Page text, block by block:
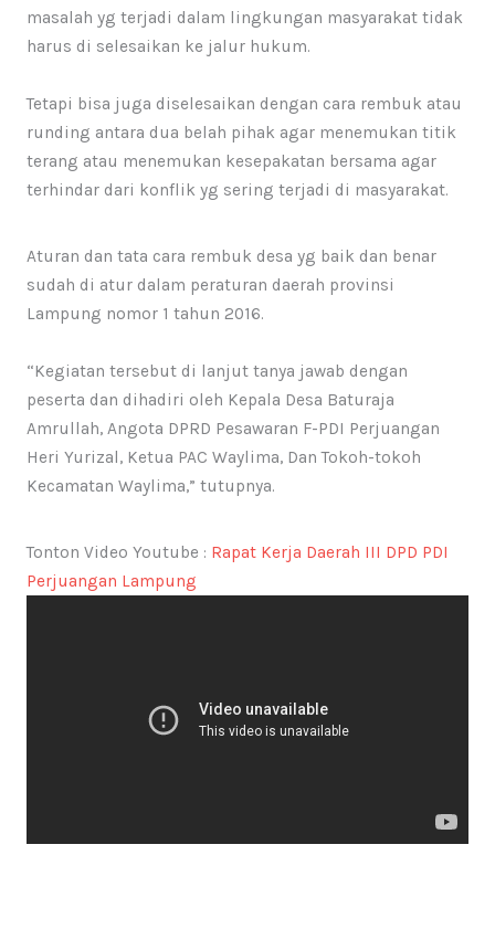
masalah yg terjadi dalam lingkungan masyarakat tidak
harus di selesaikan ke jalur hukum.
Tetapi bisa juga diselesaikan dengan cara rembuk atau
runding antara dua belah pihak agar menemukan titik
terang atau menemukan kesepakatan bersama agar
terhindar dari konflik yg sering terjadi di masyarakat.
Aturan dan tata cara rembuk desa yg baik dan benar
sudah di atur dalam peraturan daerah provinsi
Lampung nomor 1 tahun 2016.
“Kegiatan tersebut di lanjut tanya jawab dengan
peserta dan dihadiri oleh Kepala Desa Baturaja
Amrullah, Angota DPRD Pesawaran F-PDI Perjuangan
Heri Yurizal, Ketua PAC Waylima, Dan Tokoh-tokoh
Kecamatan Waylima,” tutupnya.
Tonton Video Youtube : Rapat Kerja Daerah III DPD PDI
Perjuangan Lampung